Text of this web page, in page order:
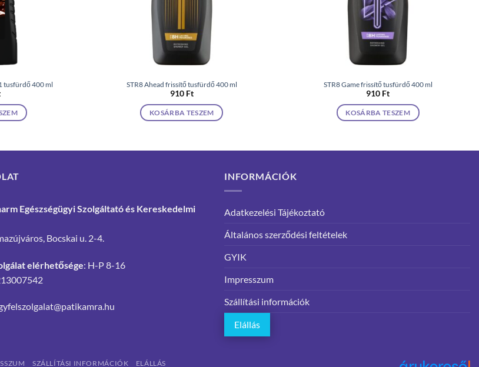
tusfürdő 400 ml STR8 Ahead frissítő tusfürdő 400 ml
910 Ft
KOSÁRBA TESZEM
STR8 Game frissítő tusfürdő 400 ml
910 Ft
KOSÁRBA TESZEM
Egészségügyi Szolgáltató és Kereskedelmi
Bocskai u. 2-4.
elérhetősége: H-P 8-16
INFORMÁCIÓK
Adatkezelési Tájékoztató
Általános szerződési feltételek
GYIK
Impresszum
Szállítási információk
Elállás
SZÁLLÍTÁSI INFORMÁCIÓK ELÁLLÁS